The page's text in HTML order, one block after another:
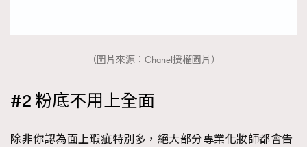
（圖片來源：Chanel授權圖片）
#2 粉底不用上全面
除非你認為面上瑕疵特別多，絕大部分專業化妝師都會告